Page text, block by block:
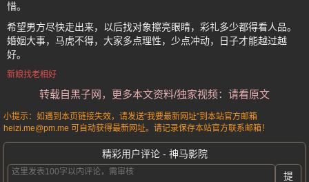
惜。
希望男方尽快走出来，以后找对象擦亮眼睛，彩礼多少都得看人品。
婚姻大事，马虎不得，大家多点理性，少点冲动，日子才能越过越
好。
新娘找老相好
转载自黑子网，更多本文资料/独家视频：请看原文
小提示：如遇到本页链接失效，请发送“我要最新网址”到本站官方邮箱
heizi.me@pm.me 可自动获得最新网址。请记录保存本站官方联系邮箱！
精彩用户评论 - 神马影院
提